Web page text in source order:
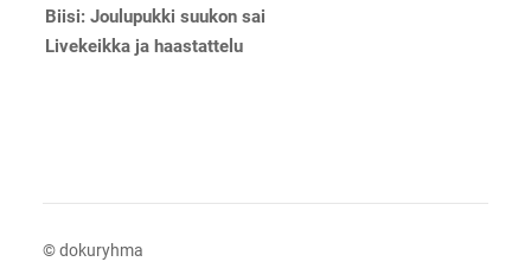
Biisi: Joulupukki suukon sai
Livekeikka ja haastattelu
©dokuryhma